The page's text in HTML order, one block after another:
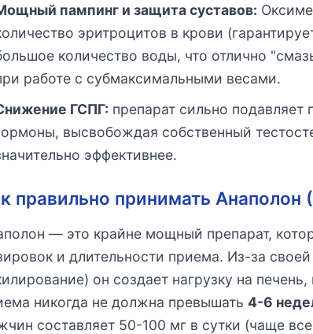
пампинг и защита суставов:
эритроцитов в крови
количество воды, что отлично
работе с субмаксимальными весами.
ГСПГ: препарат сильно
высвобождая собственный
эффективнее.
правильно принимать Анаполон
— это крайне мощный препарат,
и длительности приема. Из-за
он создает нагрузку на
никогда не должна превышать 4-6
составляет 50-100 мг в сутки (чаще